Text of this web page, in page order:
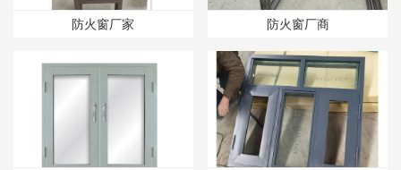
防火窗厂家 防火窗厂商